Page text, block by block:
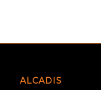
ALCADIS